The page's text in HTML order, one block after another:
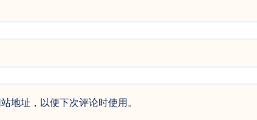
地址，以便下次评论时使用。